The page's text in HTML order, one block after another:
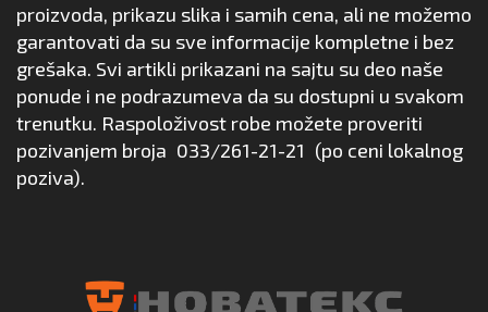
proizvoda, prikazu slika i samih cena, ali ne možemo
garantovati da su sve informacije kompletne i bez
grešaka. Svi artikli prikazani na sajtu su deo naše
ponude i ne podrazumeva da su dostupni u svakom
trenutku. Raspoloživost robe možete proveriti
pozivanjem broja 033/261-21-21 (po ceni lokalnog
poziva).